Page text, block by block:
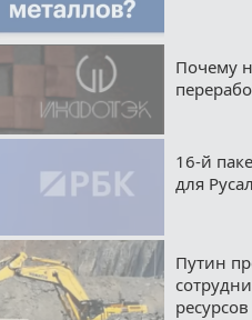
Почему
16-й
для
Путин
ресурсов